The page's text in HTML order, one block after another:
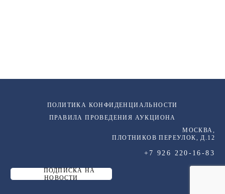
ПОЛИТИКА КОНФИДЕНЦИАЛЬНОСТИ
ПРАВИЛА ПРОВЕДЕНИЯ АУКЦИОНА
МОСКВА,
ПЛОТНИКОВ ПЕРЕУЛОК, Д.12
+7 926 220-16-83
ПОДПИСКА НА
НОВОСТИ